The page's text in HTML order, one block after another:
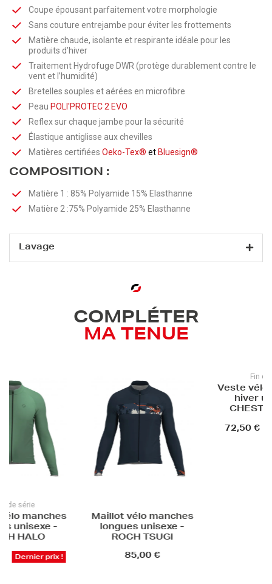
Coupe épousant parfaitement votre morphologie
Sans couture entrejambe pour éviter les frottements
Matière chaude, isolante et respirante idéale pour les
produits d’hiver
Traitement Hydrofuge DWR (protège durablement contre le
vent et l’humidité)
Bretelles souples et aérées en microfibre
Peau POLI'PROTEC 2 EVO
Reflex sur chaque jambe pour la sécurité
Élastique antiglisse aux chevilles
Matières certifiées Oeko-Tex® et Bluesign®
COMPOSITION :
Matière 1 : 85% Polyamide 15% Elasthanne
Matière 2 :75% Polyamide 25% Elasthanne
Lavage
COMPLÉTER
MA TENUE
de série
manches
unisexe -
HALO
Dernier prix !
Maillot vélo manches
longues unisexe -
ROCH TSUGI
85,00 €
Fin de
Veste vélo
hiver
72,50 €